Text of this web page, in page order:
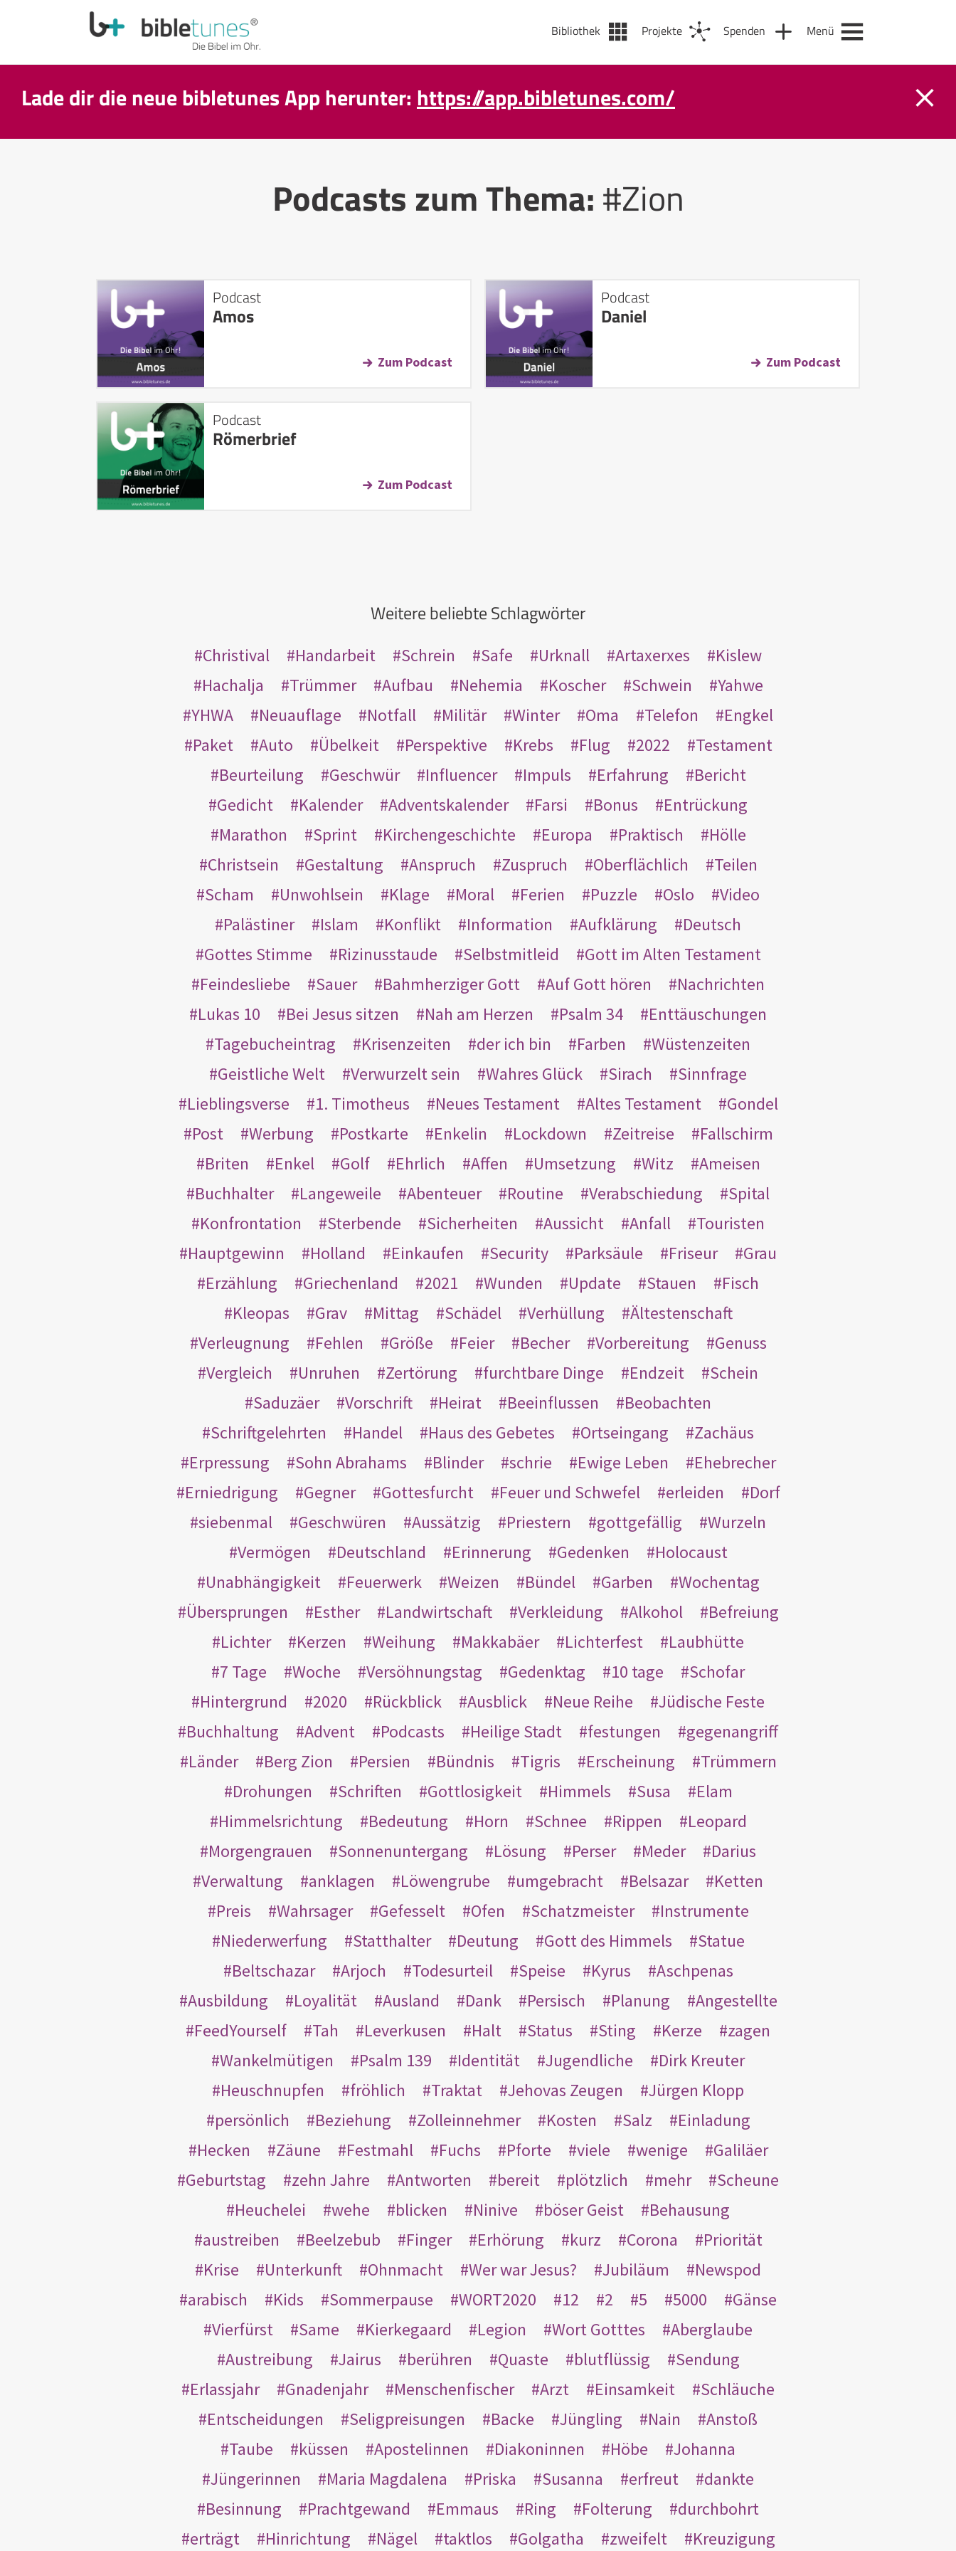
Bibliothek Projekte Spenden Menü
Lade dir die neue bibletunes App herunter: https://app.bibletunes.com/
Podcasts zum Thema:#Zion
Podcast
Amos
Zum Podcast
Podcast
Daniel
Zum Podcast
Podcast
Römerbrief
Zum Podcast
Weitere beliebte Schlagwörter
Christival Handarbeit Schrein Safe Urknall Artaxerxes
Kislew
Hachalja
Trümmer Aufbau Nehemia Koscher Schwein
Yahwe
YHWA
Neuauflage Notfall Militär Winter Oma Telefon
Engkel
Paket
Auto Übelkeit Perspektive Krebs Flug 2022
Testament
Beurteilung
Geschwür Influencer Impuls Erfahrung
Bericht
Gedicht
Kalender Adventskalender Farsi Bonus
Entrückung
Marathon
Sprint Kirchengeschichte Europa Praktisch
Hölle
Christsein
Gestaltung Anspruch Zuspruch Oberflächlich
Teilen
Scham
Unwohlsein Klage Moral Ferien Puzzle Oslo
Video
Palästiner
Islam Konflikt Information Aufklärung
Deutsch
Gottes Stimme
Rizinusstaude Selbstmitleid
Gott im Alten Testament
Feindesliebe
Sauer Bahmherziger Gott Auf Gott hören
Nachrichten
Lukas 10
Bei Jesus sitzen Nah am Herzen Psalm 34
Enttäuschungen
Tagebucheintrag
Krisenzeiten der ich bin Farben
Wüstenzeiten
Geistliche Welt
Verwurzelt sein Wahres Glück Sirach
Sinnfrage
Lieblingsverse
1. Timotheus Neues Testament Altes Testament
Gondel
Post
Werbung Postkarte Enkelin Lockdown Zeitreise
Fallschirm
Briten
Enkel Golf Ehrlich Affen Umsetzung Witz
Ameisen
Buchhalter
Langeweile Abenteuer Routine Verabschiedung
Spital
Konfrontation
Sterbende Sicherheiten Aussicht Anfall
Touristen
Hauptgewinn
Holland Einkaufen Security Parksäule Friseur
Grau
Erzählung
Griechenland 2021 Wunden Update Stauen
Fisch
Kleopas
Grav Mittag Schädel Verhüllung
Ältestenschaft
Verleugnung
Fehlen Größe Feier Becher Vorbereitung
Genuss
Vergleich
Unruhen Zertörung furchtbare Dinge Endzeit
Schein
Saduzäer
Vorschrift Heirat Beeinflussen
Beobachten
Schriftgelehrten
Handel Haus des Gebetes Ortseingang
Zachäus
Erpressung
Sohn Abrahams Blinder schrie Ewige Leben
Ehebrecher
Erniedrigung
Gegner Gottesfurcht Feuer und Schwefel erleiden
Dorf
siebenmal
Geschwüren Aussätzig Priestern gottgefällig
Wurzeln
Vermögen
Deutschland Erinnerung Gedenken
Holocaust
Unabhängigkeit
Feuerwerk Weizen Bündel Garben
Wochentag
Übersprungen
Esther Landwirtschaft Verkleidung Alkohol
Befreiung
Lichter
Kerzen Weihung Makkabäer Lichterfest
Laubhütte
7 Tage
Woche Versöhnungstag Gedenktag 10 tage
Schofar
Hintergrund
2020 Rückblick Ausblick Neue Reihe
Jüdische Feste
Buchhaltung
Advent Podcasts Heilige Stadt festungen
gegenangriff
Länder
Berg Zion Persien Bündnis Tigris Erscheinung
Trümmern
Drohungen
Schriften Gottlosigkeit Himmels Susa
Elam
Himmelsrichtung
Bedeutung Horn Schnee Rippen
Leopard
Morgengrauen
Sonnenuntergang Lösung Perser Meder
Darius
Verwaltung
anklagen Löwengrube umgebracht Belsazar
Ketten
Preis
Wahrsager Gefesselt Ofen Schatzmeister
Instrumente
Niederwerfung
Statthalter Deutung Gott des Himmels
Statue
Beltschazar
Arjoch Todesurteil Speise Kyrus
Aschpenas
Ausbildung
Loyalität Ausland Dank Persisch Planung
Angestellte
FeedYourself
Tah Leverkusen Halt Status Sting Kerze
zagen
Wankelmütigen
Psalm 139 Identität Jugendliche
Dirk Kreuter
Heuschnupfen
fröhlich Traktat Jehovas Zeugen
Jürgen Klopp
persönlich
Beziehung Zolleinnehmer Kosten Salz
Einladung
Hecken
Zäune Festmahl Fuchs Pforte viele wenige
Galiläer
Geburtstag
zehn Jahre Antworten bereit plötzlich mehr
Scheune
Heuchelei
wehe blicken Ninive böser Geist
Behausung
austreiben
Beelzebub Finger Erhörung kurz Corona
Priorität
Krise
Unterkunft Ohnmacht Wer war Jesus? Jubiläum
Newspod
arabisch
Kids Sommerpause WORT2020 12 2 5 5000
Gänse
Vierfürst
Same Kierkegaard Legion Wort Gotttes
Aberglaube
Austreibung
Jairus berühren Quaste blutflüssig
Sendung
Erlassjahr
Gnadenjahr Menschenfischer Arzt Einsamkeit
Schläuche
Entscheidungen
Seligpreisungen Backe Jüngling Nain
Anstoß
Taube
küssen Apostelinnen Diakoninnen Höbe
Johanna
Jüngerinnen
Maria Magdalena Priska Susanna erfreut
dankte
Besinnung
Prachtgewand Emmaus Ring Folterung
durchbohrt
erträgt
Hinrichtung Nägel taktlos Golgatha zweifelt Kreuzigung